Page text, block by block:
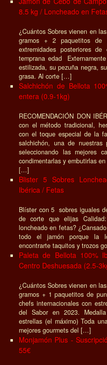
8.5 kg / Loncheado en
¿Cuántos Sobres vienen en
gramos + 2 paquetitos de
extremidades posteriores
temprana edad
estilizada, su pezuña negra,
grasa. Al corte […]
Salchichón de Bellota
entera (0.9-1kg)
RECOMENDACIÓN DON
con el método tradicional,
con el toque especial de la
salchichón, una de nuestras
seleccionando las mejores
condimentarlas y embutirlas
[…]
Blister 5 Sobres
Ibérica / Fetas
Blíster con 5 sobres iguales
de corte que elijas
loncheado en fetas?
todo el jamón porque la
encontrarte taquitos y trozos
Paleta de Bellota 100%
Centro Deshuesada (2.5-
¿Cuántos Sobres vienen en
gramos + 1 paquetitos de
chefs internacionales con
del Sabor en 2023.
estrellas (el máximo) Toda
mejores gourmets del […]
Monjamón Plus -
55€